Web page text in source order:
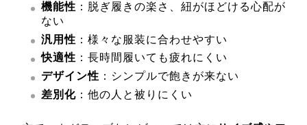
機能性 ：脱ぎ履きの楽さ、紐がほどける心配が
ない
汎用性 ：様々な服装に合わせやすい
快適性 ：長時間履いても疲れにくい
デザイン性 ：シンプルで飽きが来ない
差別化 ：他の人と被りにくい